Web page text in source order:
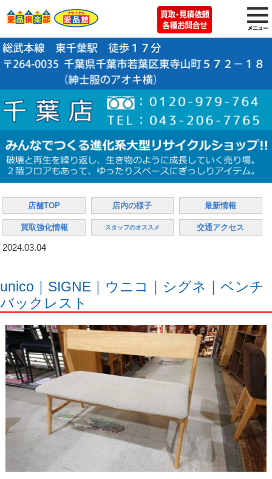
店舗TOP 店内の様子 最新情報
買取強化情報 スタッフのオススメ 交通アクセス
2024.03.04
unico｜SIGNE｜ウニコ｜シグネ｜ベンチ
バックレスト